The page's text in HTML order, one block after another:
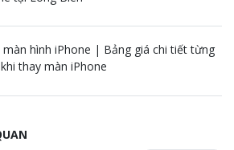
màn hình iPhone | Bảng giá chi tiết từng
thay màn iPhone